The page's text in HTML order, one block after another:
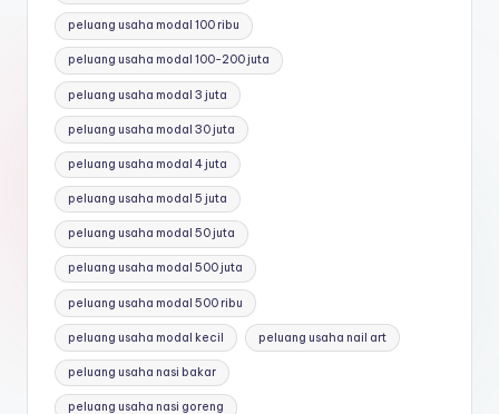
peluang usaha modal 100 ribu
peluang usaha modal 100-200 juta
peluang usaha modal 3 juta
peluang usaha modal 30 juta
peluang usaha modal 4 juta
peluang usaha modal 5 juta
peluang usaha modal 50 juta
peluang usaha modal 500 juta
peluang usaha modal 500 ribu
peluang usaha modal kecil peluang usaha nail art
peluang usaha nasi bakar
peluang usaha nasi goreng